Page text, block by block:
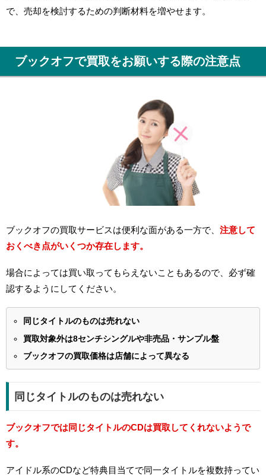
で、売却を検討するための判断材料を増やせます。
ブックオフで買取をお願いする際の注意点
ブックオフの買取サービスは便利な面がある一方で、 注意して
おくべき点がいくつか存在します。
場合によっては買い取ってもらえないこともあるので、必ず確
認するようにしてください。
同じタイトルのものは売れない
買取対象外は8センチシングルや非売品・サンプル盤
ブックオフの買取価格は店舗によって異なる
同じタイトルのものは売れない
ブックオフでは同じタイトルのCDは買取してくれないようで
す。
アイドル系のCDなど特典目当てで同一タイトルを複数持ってい